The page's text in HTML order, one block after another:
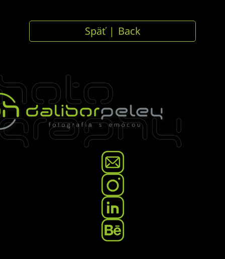
Späť | Back